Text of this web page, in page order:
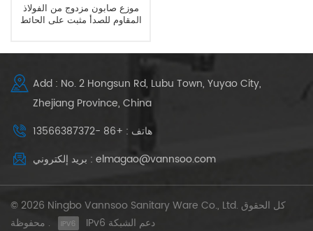
موزع صابون مزدوج من الفولاذ
المقاوم للصدأ مثبت على الحائط
Add : No. 2 Hongsun Rd, Lubu Town, Yuyao City,
Zhejiang Province, China
هاتف : +86 -13566387372
بريد إلكتروني : elmagao@vannsoo.com
© 2026 Ningbo Vannsoo Sanitary Ware Co., Ltd. كل الحقوق
محفوظة .
IPv6 دعم الشبكة